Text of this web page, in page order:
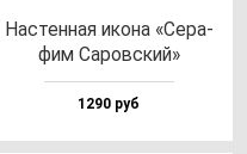
Нас­тен­ная ико­на «Сера­
фим Саров­ский»
1290 руб